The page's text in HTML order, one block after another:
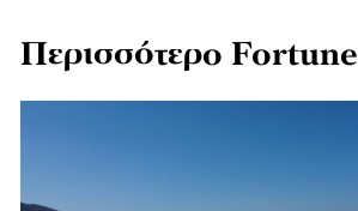
Περισσότερο Fortune